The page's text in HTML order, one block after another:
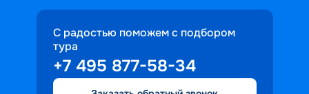
С радостью поможем с подбором
тура
+7 495 877-58-34